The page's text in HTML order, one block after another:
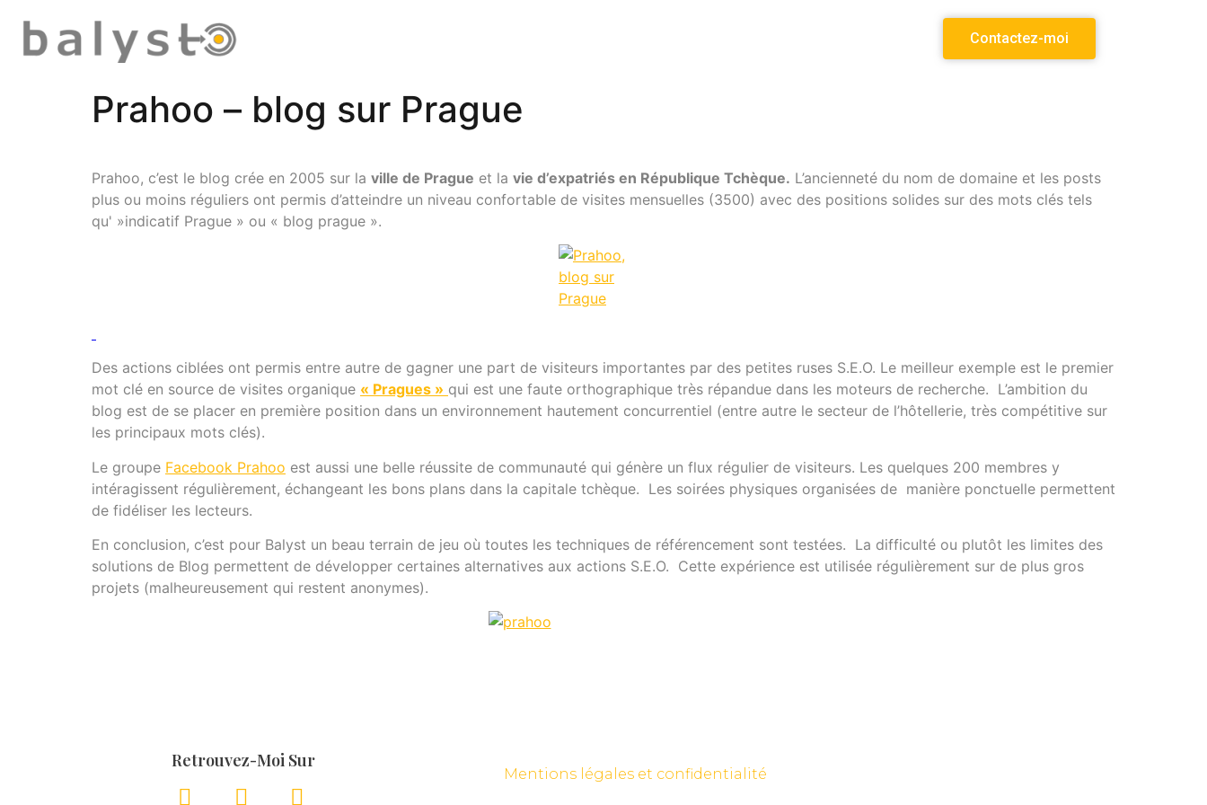
Contactez-moi
Prahoo – blog sur Prague
Prahoo, c’est le blog crée en 2005 sur la ville de Prague et la vie d’expatriés en République Tchèque. L’ancienneté du nom de domaine et les posts
plus ou moins réguliers ont permis d’atteindre un niveau confortable de visites mensuelles (3500) avec des positions solides sur des mots clés tels
qu' »indicatif Prague » ou « blog prague ».
Des actions ciblées ont permis entre autre de gagner une part de visiteurs importantes par des petites ruses S.E.O. Le meilleur exemple est le premier
mot clé en source de visites organique « Pragues » qui est une faute orthographique très répandue dans les moteurs de recherche. L’ambition du
blog est de se placer en première position dans un environnement hautement concurrentiel (entre autre le secteur de l’hôtellerie, très compétitive sur
les principaux mots clés).
Le groupe Facebook Prahoo est aussi une belle réussite de communauté qui génère un flux régulier de visiteurs. Les quelques 200 membres y
intéragissent régulièrement, échangeant les bons plans dans la capitale tchèque. Les soirées physiques organisées de manière ponctuelle permettent
de fidéliser les lecteurs.
En conclusion, c’est pour Balyst un beau terrain de jeu où toutes les techniques de référencement sont testées. La difficulté ou plutôt les limites des
solutions de Blog permettent de développer certaines alternatives aux actions S.E.O. Cette expérience est utilisée régulièrement sur de plus gros
projets (malheureusement qui restent anonymes).
Retrouvez-Moi Sur
Mentions légales et confidentialité